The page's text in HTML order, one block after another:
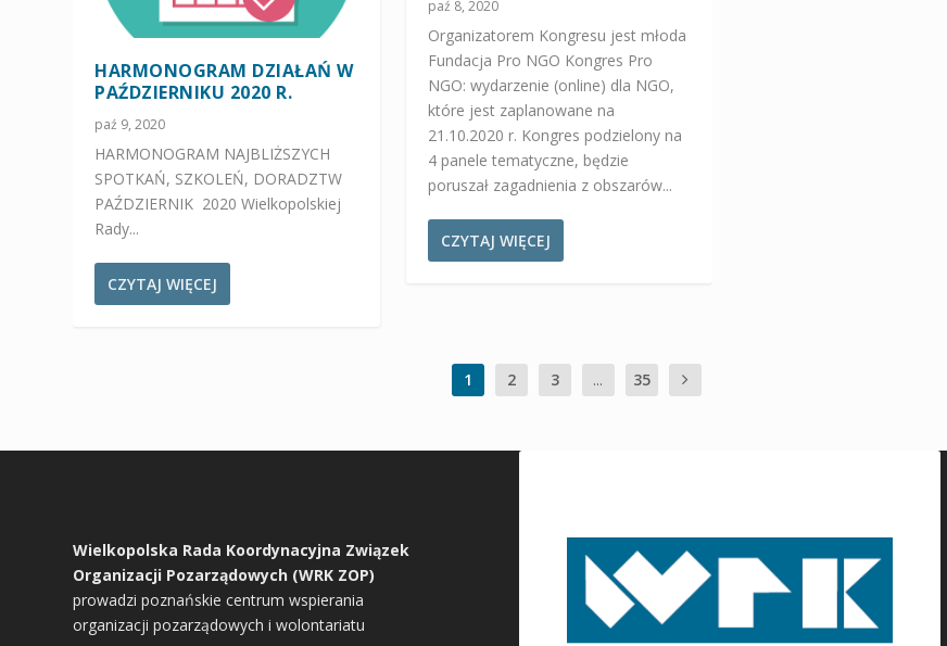
HARMONOGRAM DZIAŁAŃ W
PAŹDZIERNIKU 2020 R.
paź 9, 2020
HARMONOGRAM NAJBLIŻSZYCH
SPOTKAŃ, SZKOLEŃ, DORADZTW
PAŹDZIERNIK 2020 Wielkopolskiej
Rady...
CZYTAJ WIĘCEJ
paź 8, 2020
Organizatorem Kongresu jest młoda
Fundacja Pro NGO Kongres Pro
NGO: wydarzenie (online) dla NGO,
które jest zaplanowane na
21.10.2020 r. Kongres podzielony na
4 panele tematyczne, będzie
poruszał zagadnienia z obszarów...
CZYTAJ WIĘCEJ
1 2 3 ... 35
Wielkopolska Rada Koordynacyjna Związek
Organizacji Pozarządowych (WRK ZOP)
prowadzi poznańskie centrum wspierania
organizacji pozarządowych i wolontariatu